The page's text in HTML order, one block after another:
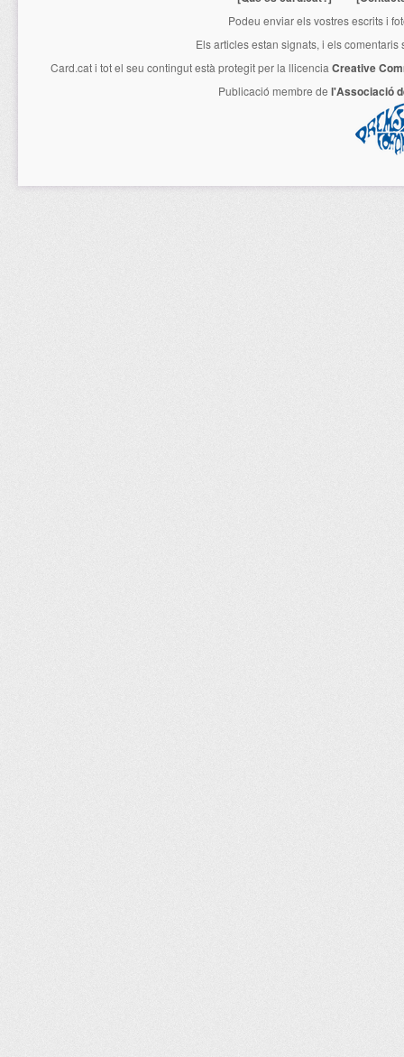
Podeu enviar els vostres escrits i
Els articles estan signats, i els
Card.cati tot el seu contingut està protegit per la llicencia Creative
Publicació membre de l'Associació